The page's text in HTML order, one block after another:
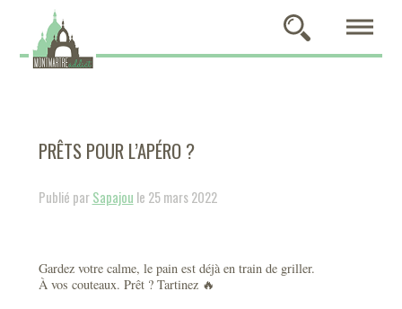
PRÊTS POUR L’APÉRO ?
Publié parSapajou le 25 mars 2022
Gardez votre calme, le pain est déjà en train de griller.
À vos couteaux. Prêt ? Tartinez 🔥